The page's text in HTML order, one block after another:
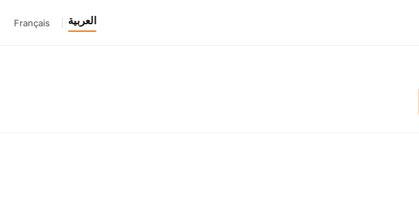
العربية Français